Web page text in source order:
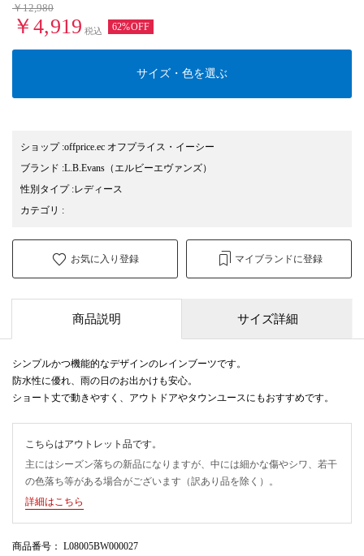
￥12,980
￥4,919 税込 62%OFF
サイズ・色を選ぶ
ショップ:offprice.ec オフプライス・イーシー
ブランド :L.B.Evans （エルビーエヴァンズ）
性別タイプ:レディース
カテゴリ :
お気に入り登録 マイブランドに登録
商品説明 サイズ詳細
シンプルかつ機能的なデザインのレインブーツです。
防水性に優れ、雨の日のお出かけも安心。
ショート丈で動きやすく、アウトドアやタウンユースにもおすすめです。
こちらはアウトレット品です。
主にはシーズン落ちの新品になりますが、中には細かな傷やシワ、若干
の色落ち等がある場合がございます（訳あり品を除く）。
詳細はこちら
商品番号 ： L08005BW000027